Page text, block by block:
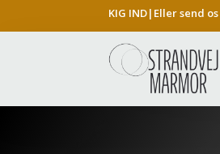
KIG IND|Eller send